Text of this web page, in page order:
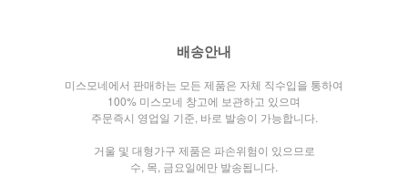
배송안내
미스모네에서 판매하는 모든 제품은 자체 직수입을 통하여
100% 미스모네 창고에 보관하고 있으며
주문즉시 영업일 기준, 바로 발송이 가능합니다.
거울 및 대형가구 제품은 파손위험이 있으므로
수, 목, 금요일에만 발송됩니다.